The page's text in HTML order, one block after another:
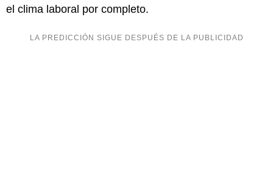
el clima laboral por completo.